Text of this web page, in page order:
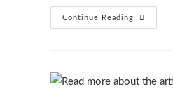
Continue Reading
Sewa
Bus